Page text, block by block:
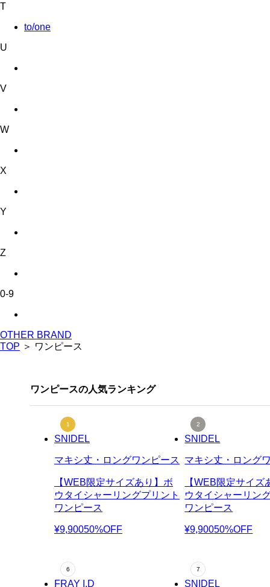
T
to/one
U
V
W
X
Y
Z
0-9
OTHER BRAND
TOP ＞ ワンピース
ワンピースの人気ランキング
SNIDEL
マキシ丈・ロングワンピース
【WEB限定サイズあり】ボ
ウタイシャーリングプリント
ワンピース
¥9,90050%OFF
SNIDEL
マキシ丈・ロング
【WEB限定サイズ
ウタイシャーリン
ワンピース
¥9,90050%OFF
FRAY I.D SNIDEL